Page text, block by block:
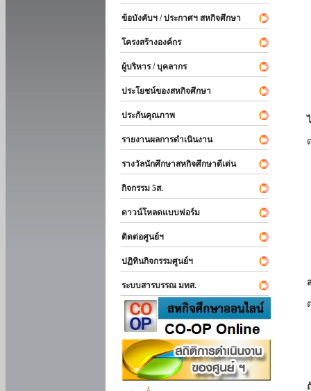
ข้อบังคับฯ / ประกาศฯ สหกิจศึกษา
โครงสร้างองค์กร
ผู้บริหาร / บุคลากร
ประโยชน์ของสหกิจศึกษา
ประกันคุณภาพ
รายงานผลการดำเนินงาน
รางวัลนักศึกษาสหกิจศึกษาดีเด่น
กิจกรรม 5ส.
ดาวน์โหลดแบบฟอร์ม
ติดต่อศูนย์ฯ
ปฏิทินกิจกรรมศูนย์ฯ
ระบบสารบรรณ มทส.